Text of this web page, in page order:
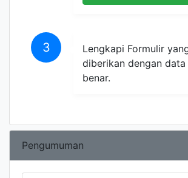
3
Lengkapi Formulir
diberikan dengan data
benar.
Pengumuman